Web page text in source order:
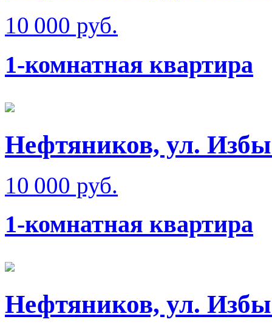
10 000 руб.
1-комнатная квартира
Нефтяников, ул.
10 000 руб.
1-комнатная квартира
Нефтяников, ул.